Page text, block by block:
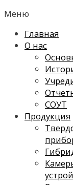
Меню
Главная
О нас
СОУТ
Продукция